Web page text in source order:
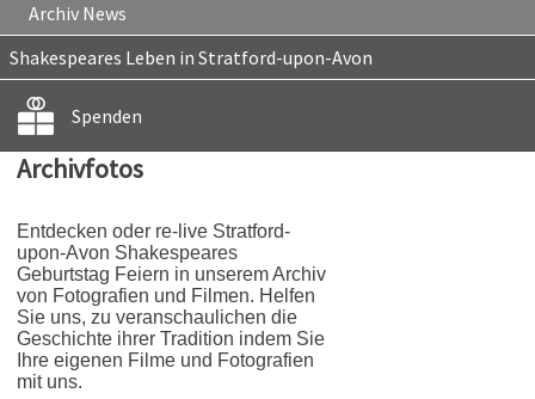
Archiv News
Shakespeares Leben in Stratford-upon-Avon
Spenden
Archivfotos
Entdecken oder re-live Stratford-
upon-Avon Shakespeares
Geburtstag Feiern in unserem Archiv
von Fotografien und Filmen. Helfen
Sie uns, zu veranschaulichen die
Geschichte ihrer Tradition indem Sie
Ihre eigenen Filme und Fotografien
mit uns.